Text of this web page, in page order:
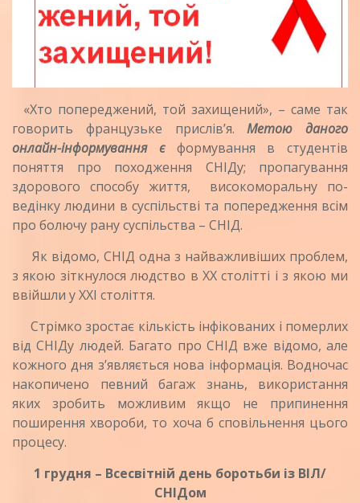
«Хто попереджений, той захищений», – саме так
говорить французьке прислів’я.Метою даного
онлайн-інформування є формування в студентів
поняття про похо­дження СНІДу; пропагу­вання
здорового способу життя, високоморальну по­
ведінку людини в суспільстві та попередження всім
про болючу рану суспільства – СНІД.
Як відомо, СНІД одна з найважли­віших проблем,
з якою зіткнулося людство в XX столітті і з якою ми
ввійшли у XXI століття.
Стрімко зростає кількість інфіко­ваних і померлих
від СНІДу людей. Багато про СНІД вже відомо, але
кожного дня з’являється нова інформація. Водночас
накопичено певний ба­гаж знань, використання
яких зробить можливим якщо не припинення
поширення хвороби, то хоча б сповільнення цього
процесу.
1 грудня – Всесвітній день бо­ротьби із ВІЛ/
СНІДом